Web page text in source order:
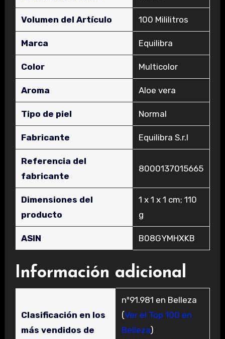
Volumen del Artículo ‎100 Mililitros
Marca ‎Equilibra
Color ‎Multicolor
Aroma ‎Aloe vera
Tipo de piel ‎Normal
Fabricante ‎Equilibra S.r.l
Referencia del
fabricante
‎8000137015665
Dimensiones del
producto
‎1 x 1 x 1 cm; 110
g
ASIN ‎B08GYMHXKB
Información adicional
Clasificación en los
más vendidos de
nº91.981 en Belleza
(Ver el Top 100 en
Belleza)